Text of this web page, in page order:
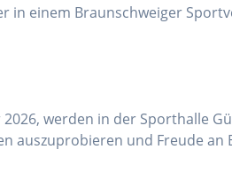
in einem Braunschweiger
werden in der Sporthalle
auszuprobieren und Freude